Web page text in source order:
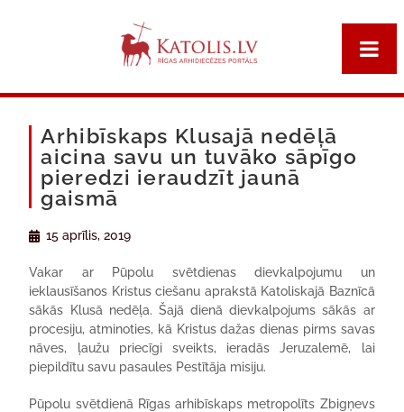
Arhibīskaps Klusajā nedēļā
aicina savu un tuvāko sāpīgo
pieredzi ieraudzīt jaunā
gaismā
15 aprīlis, 2019
Vakar ar Pūpolu svētdienas dievkalpojumu un
ieklausīšanos Kristus ciešanu aprakstā Katoliskajā Baznīcā
sākās Klusā nedēļa. Šajā dienā dievkalpojums sākās ar
procesiju, atminoties, kā Kristus dažas dienas pirms savas
nāves, ļaužu priecīgi sveikts, ieradās Jeruzalemē, lai
piepildītu savu pasaules Pestītāja misiju.
Pūpolu svētdienā Rīgas arhibīskaps metropolīts Zbigņevs